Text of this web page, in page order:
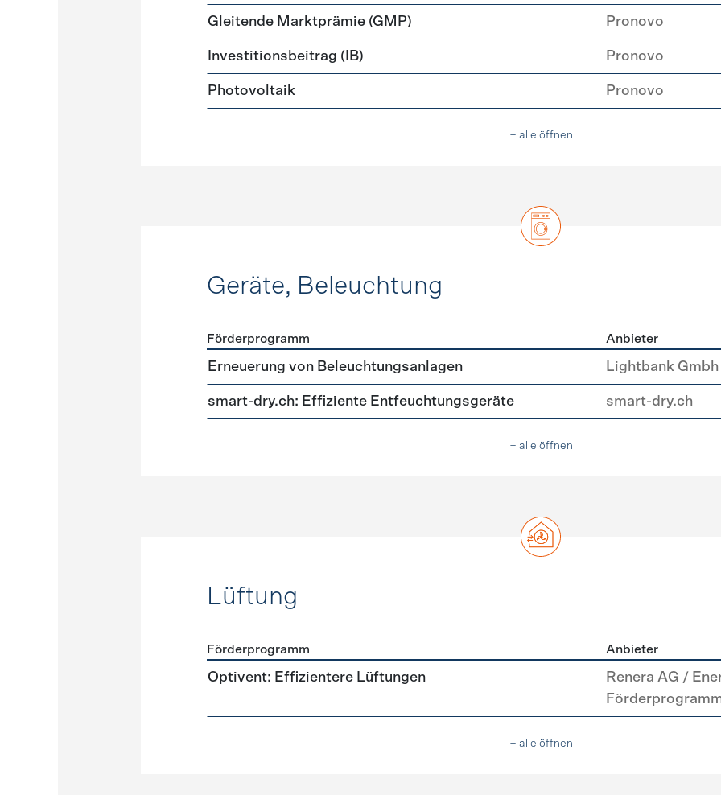
Gleitende Marktprämie (GMP) Pronovo
Investitionsbeitrag (IB) Pronovo
Photovoltaik Pronovo
+ alle öffnen
Geräte, Beleuchtung
Förderprogramme Geräte, Beleuchtung
Förderprogramm Anbieter
Erneuerung von Beleuchtungsanlagen Lightbank Gmbh
smart-dry.ch: Effiziente Entfeuchtungsgeräte smart-dry.ch
+ alle öffnen
Lüftung
Förderprogramme Lüftung
Förderprogramm Anbieter
Optivent: Effizientere Lüftungen
Renera AG /
+ alle öffnen